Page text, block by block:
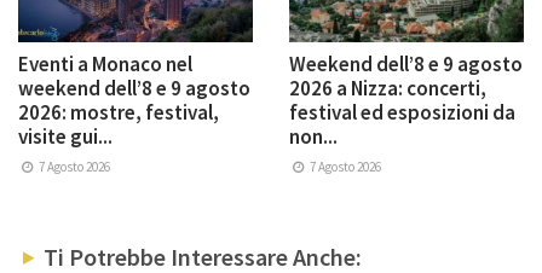
Eventi a Monaco nel
weekend dell’8 e 9 agosto
2026: mostre, festival,
visite gui...
7 Agosto 2026
Weekend dell’8 e 9 agosto
2026 a Nizza: concerti,
festival ed esposizioni da
non...
7 Agosto 2026
Ti Potrebbe Interessare Anche: